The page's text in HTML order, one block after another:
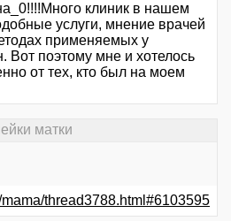
клиник в нашем
услуги, мнение врачей
применяемых у
поэтому мне и хотелось
от тех, кто был на моем
матки
thread3788.html#6103595